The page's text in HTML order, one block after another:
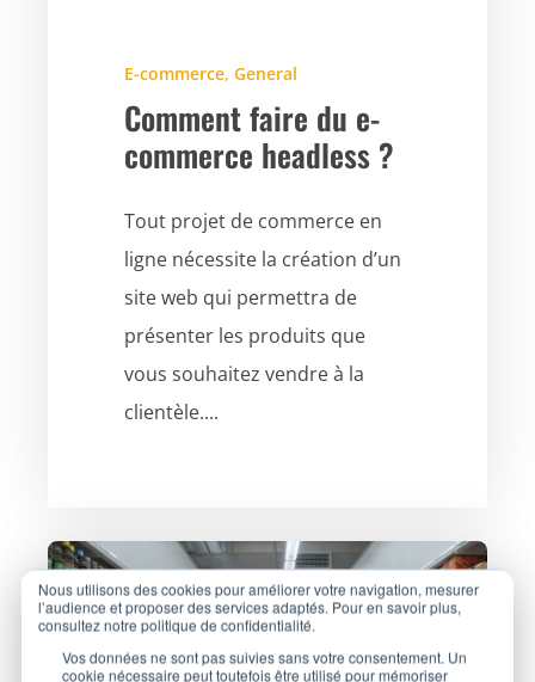
Nous utilisons des cookies pour améliorer votre navigation, mesurer
l’audience et proposer des services adaptés. Pour en savoir plus,
consultez notre politique de confidentialité.
Vos données ne sont pas suivies sans votre consentement. Un
cookie nécessaire peut toutefois être utilisé pour mémoriser
E-commerce, General
Comment faire du e-
commerce headless ?
Tout projet de commerce en
ligne nécessite la création d’un
site web qui permettra de
présenter les produits que
vous souhaitez vendre à la
clientèle....